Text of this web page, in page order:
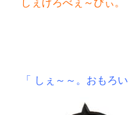
「 しぇ～～。おもろい